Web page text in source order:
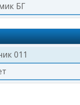
БГ
011